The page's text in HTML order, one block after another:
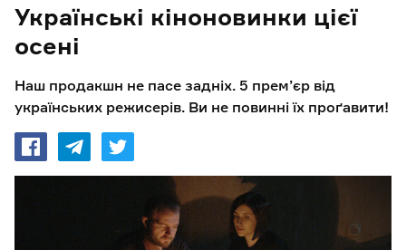
Українські кіноновинки цієї
осені
Наш продакшн не пасе задніх. 5 прем’єр від
українських режисерів. Ви не повинні їх проґавити!